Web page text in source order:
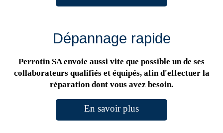
Dépannage rapide
Perrotin SA envoie aussi vite que possible un de ses
collaborateurs qualifiés et équipés, afin d'effectuer la
réparation dont vous avez besoin.
En savoir plus